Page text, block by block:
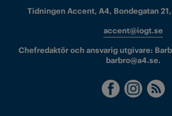
Tidningen Accent, A4, Bondegatan
accent@iogt.se
Chefredaktör och ansvarig utgivare:
barbro@a4.se.